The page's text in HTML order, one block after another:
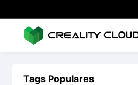
Tags Populares